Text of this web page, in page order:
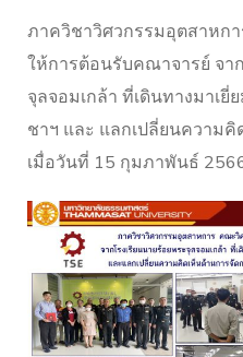
ภาควิชาวิศวกรรมอุตสาหก
ให้การต้อนรับคณาจารย์ จา
จุลจอมเกล้า ที่เดินทางมาเ
ชาฯ และ แลกเปลี่ยนความ
เมื่อวันที่ 15 กุมภาพันธ์